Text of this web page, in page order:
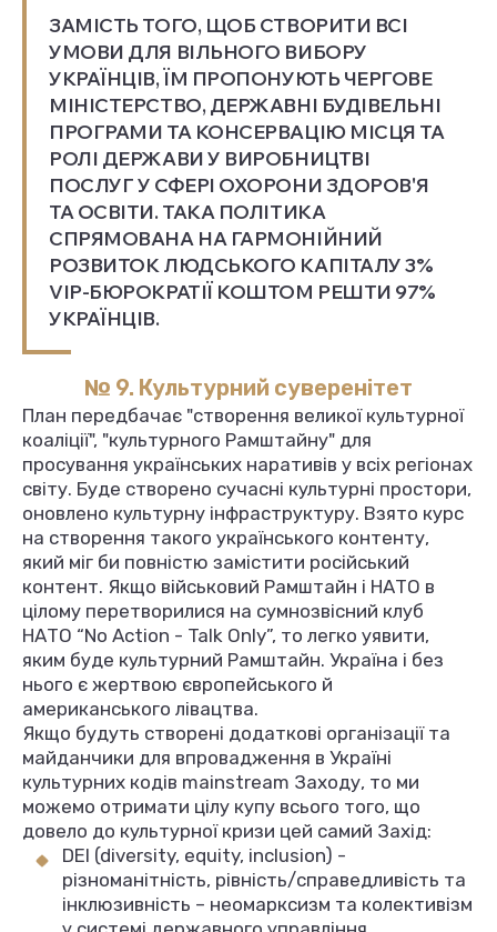
ЗАМІСТЬ ТОГО, ЩОБ СТВОРИТИ ВСІ
УМОВИ ДЛЯ ВІЛЬНОГО ВИБОРУ
УКРАЇНЦІВ, ЇМ ПРОПОНУЮТЬ ЧЕРГОВЕ
МІНІСТЕРСТВО, ДЕРЖАВНІ БУДІВЕЛЬНІ
ПРОГРАМИ ТА КОНСЕРВАЦІЮ МІСЦЯ ТА
РОЛІ ДЕРЖАВИ У ВИРОБНИЦТВІ
ПОСЛУГ У СФЕРІ ОХОРОНИ ЗДОРОВ'Я
ТА ОСВІТИ. ТАКА ПОЛІТИКА
СПРЯМОВАНА НА ГАРМОНІЙНИЙ
РОЗВИТОК ЛЮДСЬКОГО КАПІТАЛУ 3%
VIP-БЮРОКРАТІЇ КОШТОМ РЕШТИ 97%
УКРАЇНЦІВ.
№ 9. Культурний суверенітет
План передбачає "створення великої культурної
коаліції", "культурного Рамштайну" для
просування українських наративів у всіх регіонах
світу. Буде створено сучасні культурні простори,
оновлено культурну інфраструктуру. Взято курс
на створення такого українського контенту,
який міг би повністю замістити російський
контент. Якщо військовий Рамштайн і НАТО в
цілому перетворилися на сумнозвісний клуб
НАТО “No Action - Talk Only”, то легко уявити,
яким буде культурний Рамштайн. Україна і без
нього є жертвою європейського й
американського лівацтва.
Якщо будуть створені додаткові організації та
майданчики для впровадження в Україні
культурних кодів mainstream Заходу, то ми
можемо отримати цілу купу всього того, що
довело до культурної кризи цей самий Захід:
DEI (diversity, equity, inclusion) -
різноманітність, рівність/справедливість та
інклюзивність – неомарксизм та колективізм